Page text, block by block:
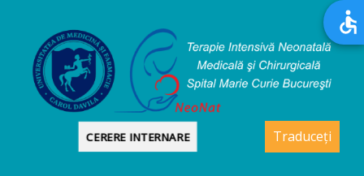
CERERE INTERNARE Traduceți